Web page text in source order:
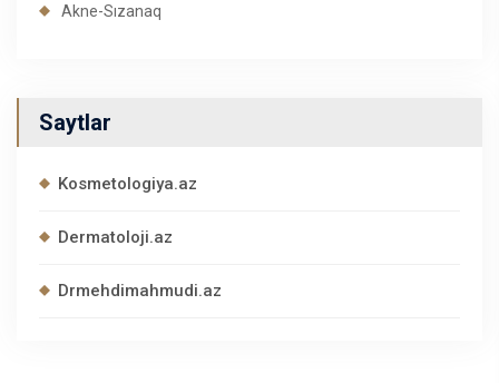
Akne-Sızanaq
Saytlar
Kosmetologiya.az
Dermatoloji.az
Drmehdimahmudi.az